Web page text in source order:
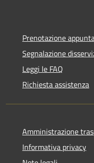
Prenotazione
Segnalazione
Leggi le FAQ
Richiesta assistenza
Amministrazione
Informativa privacy